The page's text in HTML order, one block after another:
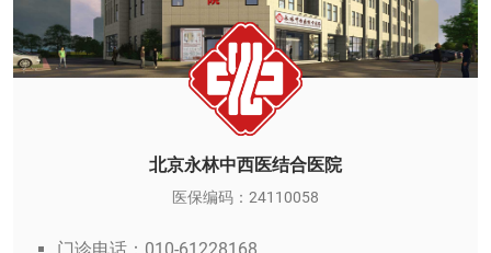
北京永林中西医结合医院
医保编码：24110058